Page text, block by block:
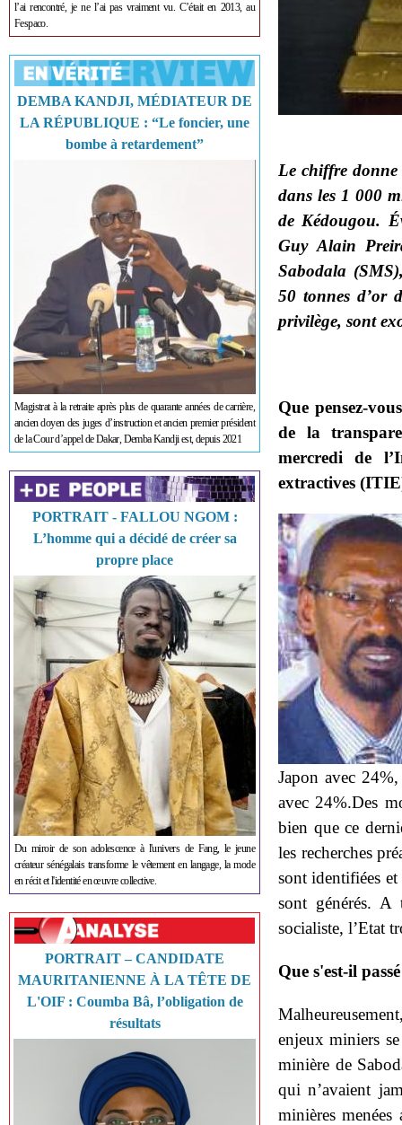
l’ai rencontré, je ne l’ai pas vraiment vu. C’était en 2013, au
Fespaco.
DEMBA KANDJI, MÉDIATEUR DE
LA RÉPUBLIQUE : “Le foncier, une
bombe à retardement”
Magistrat à la retraite après plus de quarante années de carrière,
ancien doyen des juges d’instruction et ancien premier président
de la Cour d’appel de Dakar, Demba Kandji est, depuis 2021
PORTRAIT - FALLOU NGOM :
L’homme qui a décidé de créer sa
propre place
Du miroir de son adolescence à l'univers de Fang, le jeune
créateur sénégalais transforme le vêtement en langage, la mode
en récit et l'identité en œuvre collective.
PORTRAIT – CANDIDATE
MAURITANIENNE À LA TÊTE DE
L'OIF : Coumba Bâ, l’obligation de
résultats
Le chiffre
dans les 1 000
de Kédougou.
Guy Alain
Sabodala
50 tonnes d’or
privilège, sont
Que pensez-
de la
mercredi de
extractives
Japon avec
avec 24%.Des
bien que ce
les recherches
sont identifiées
sont générés. A
socialiste, l’Etat
Que s'est-il
enjeux miniers
minière de
qui n’avaient
minières